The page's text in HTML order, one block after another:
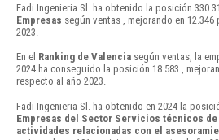
Fadi Ingenieria Sl. ha obtenido la posición
Empresas según ventas , mejorando en
2023.
En el Ranking de Valencia según ventas, la
2024 ha conseguido la posición 18.583 ,
respecto al año 2023.
Fadi Ingenieria Sl. ha obtenido en 2024 la
Empresas del Sector Servicios técnicos
actividades relacionadas con el